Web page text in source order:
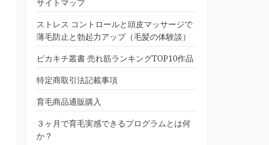
サイトマップ
ストレス コントロールと頭皮マッサージで
薄毛防止と勃起力アップ（毛髪の体験談）
ピカキチ叢書 売れ筋ランキングTOP10作品
特定商取引法記載事項
育毛商品通販購入
３ヶ月で育毛実感できるプログラムとは何
か？